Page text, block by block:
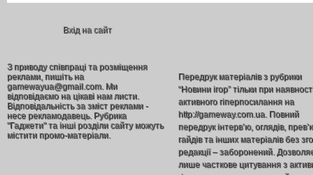
Вхід на сайт
З приводу співпраці та розміщення
реклами, пишіть на
gamewayua@gmail.com. Ми
відповідаємо на цікаві нам листи.
Відповідальність за зміст реклами -
несе рекламодавець. Рубрика
"Гаджети" та інші розділи сайту можуть
містити промо-матеріали.
Передрук матеріалів з рубрики
“Новини ігор” тільки при
активного гіперпосилання на
http://gameway.com.ua. Повний
передрук інтерв’ю, оглядів,
гайдів та інших матеріалів без
редакції – заборонений.
лише часткове цитування з